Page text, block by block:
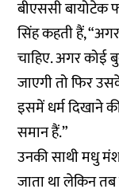
बीएससी बायोटेक
सिंह कहती हैं,
चाहिए. अगर कोई
जाएगी तो फिर
इसमें धर्म दिखाने
समान हैं.”
उनकी साथी मधु
जाता था लेकिन